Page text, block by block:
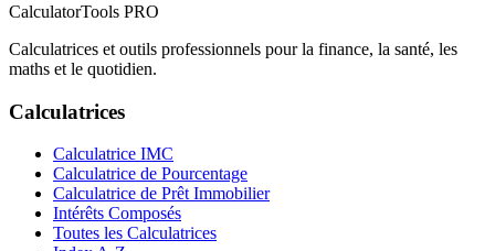
CalculatorTools PRO
Calculatrices et outils professionnels pour la finance, la santé, les
maths et le quotidien.
Calculatrices
Calculatrice IMC
Calculatrice de Pourcentage
Calculatrice de Prêt Immobilier
Intérêts Composés
Toutes les Calculatrices